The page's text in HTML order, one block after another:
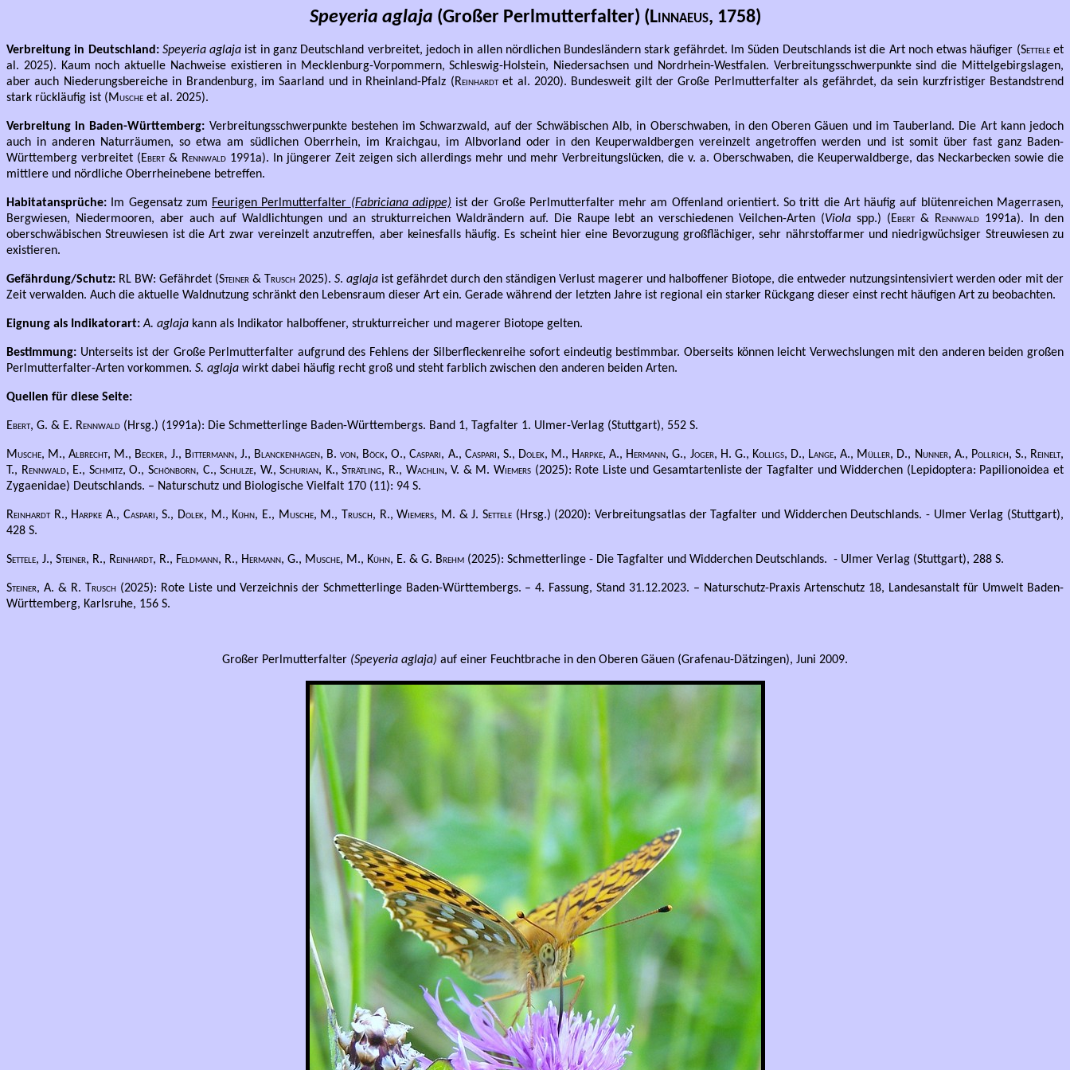
Speyeria aglaja (Großer Perlmutterfalter) (Linnaeus, 1758)
Verbreitung in Deutschland:Speyeria aglaja ist in ganz Deutschland verbreitet, jedoch in allen nördlichen Bundesländern stark gefährdet. Im Süden Deutschlands ist die Art noch etwas häufiger (Setteleet
al. 2025). Kaum noch aktuelle Nachweise existieren in Mecklenburg-Vorpommern, Schleswig-Holstein, Niedersachsen und Nordrhein-Westfalen. Verbreitungsschwerpunkte sind die Mittelgebirgslagen,
aber auch Niederungsbereiche in Brandenburg, im Saarland und in Rheinland-Pfalz (Reinhardtet al. 2020). Bundesweit gilt der Große Perlmutterfalter als gefährdet, da sein kurzfristiger Bestandstrend
stark rückläufig ist (Musche et al. 2025).
Verbreitung in Baden-Württemberg: Verbreitungsschwerpunkte bestehen im Schwarzwald, auf der Schwäbischen Alb, in Oberschwaben, in den Oberen Gäuen und im Tauberland. Die Art kann jedoch
auch in anderen Naturräumen, so etwa am südlichen Oberrhein, im Kraichgau, im Albvorland oder in den Keuperwaldbergen vereinzelt angetroffen werden und ist somit über fast ganz Baden-
Württemberg verbreitet (Ebert & Rennwald 1991a). In jüngerer Zeit zeigen sich allerdings mehr und mehr Verbreitungslücken, die v. a. Oberschwaben, die Keuperwaldberge, das Neckarbecken sowie die
mittlere und nördliche Oberrheinebene betreffen.
Habitatansprüche: Im Gegensatz zum Feurigen Perlmutterfalter (Fabriciana adippe) ist der Große Perlmutterfalter mehr am Offenland orientiert. So tritt die Art häufig auf blütenreichen Magerrasen,
Bergwiesen, Niedermooren, aber auch auf Waldlichtungen und an strukturreichen Waldrändern auf. Die Raupe lebt an verschiedenen Veilchen-Arten (Viola spp.) (Ebert & Rennwald 1991a). In den
oberschwäbischen Streuwiesen ist die Art zwar vereinzelt anzutreffen, aber keinesfalls häufig. Es scheint hier eine Bevorzugung großflächiger, sehr nährstoffarmer und niedrigwüchsiger Streuwiesen zu
existieren.
Gefährdung/Schutz: RL BW: Gefährdet (Steiner & Trusch 2025). S. aglaja ist gefährdet durch den ständigen Verlust magerer und halboffener Biotope, die entweder nutzungsintensiviert werden oder mit der
Zeit verwalden. Auch die aktuelle Waldnutzung schränkt den Lebensraum dieser Art ein. Gerade während der letzten Jahre ist regional ein starker Rückgang dieser einst recht häufigen Art zu beobachten.
Eignung als Indikatorart: A. aglaja kann als Indikator halboffener, strukturreicher und magerer Biotope gelten.
Bestimmung: Unterseits ist der Große Perlmutterfalter aufgrund des Fehlens der Silberfleckenreihe sofort eindeutig bestimmbar. Oberseits können leicht Verwechslungen mit den anderen beiden großen
Perlmutterfalter-Arten vorkommen. S. aglaja wirkt dabei häufig recht groß und steht farblich zwischen den anderen beiden Arten.
Quellen für diese Seite:
Ebert, G. & E. Rennwald (Hrsg.) (1991a): Die Schmetterlinge Baden-Württembergs. Band 1, Tagfalter 1. Ulmer-Verlag (Stuttgart), 552 S.
Musche, M., Albrecht, M., Becker, J., Bittermann, J., Blanckenhagen, B. von, Böck, O., Caspari, A., Caspari, S., Dolek, M., Harpke, A., Hermann, G., Joger, H. G., Kolligs, D., Lange, A., Müller, D., Nunner, A., Pollrich, S., Reinelt,
T., Rennwald, E., Schmitz, O., Schönborn, C., Schulze, W., Schurian, K., Strätling, R., Wachlin, V. & M. Wiemers(2025): Rote Liste und Gesamtartenliste der Tagfalter und Widderchen (Lepidoptera: Papilionoidea et
Zygaenidae) Deutschlands. – Naturschutz und Biologische Vielfalt 170 (11): 94 S.
Reinhardt R., Harpke A., Caspari, S., Dolek, M., Kühn, E., Musche, M., Trusch, R., Wiemers, M. & J. Settele (Hrsg.) (2020): Verbreitungsatlas der Tagfalter und Widderchen Deutschlands. - Ulmer Verlag (Stuttgart),
428 S.
Settele, J., Steiner, R., Reinhardt, R., Feldmann, R., Hermann, G., Musche, M., Kühn, E. & G. Brehm (2025): Schmetterlinge - Die Tagfalter und Widderchen Deutschlands. - Ulmer Verlag (Stuttgart), 288 S.
Steiner, A. & R. Trusch(2025): Rote Liste und Verzeichnis der Schmetterlinge Baden-Württembergs. – 4. Fassung, Stand 31.12.2023. – Naturschutz-Praxis Artenschutz 18, Landesanstalt für Umwelt Baden-
Württemberg, Karlsruhe, 156 S.
Großer Perlmutterfalter (Speyeria aglaja) auf einer Feuchtbrache in den Oberen Gäuen (Grafenau-Dätzingen), Juni 2009.